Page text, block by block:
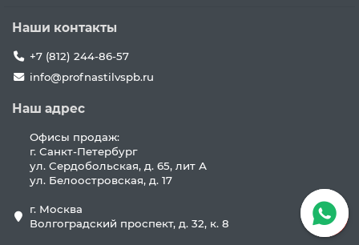
Наши контакты
+7 (812) 244-86-57
info@profnastilvspb.ru
Наш адрес
Офисы продаж:
г. Санкт-Петербург
ул. Сердобольская, д. 65, лит А
ул. Белоостровская, д. 17
г. Москва
Волгоградский проспект, д. 32, к. 8